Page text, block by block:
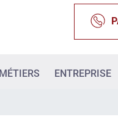
MÉTIERS ENTREPRISE